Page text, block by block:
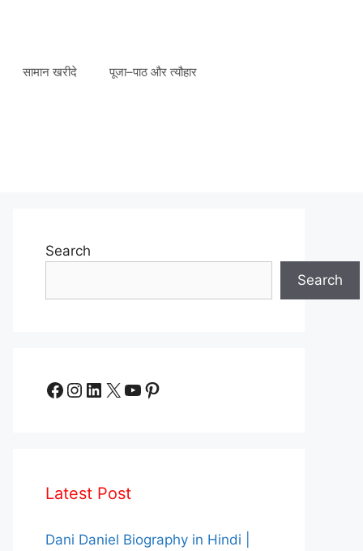
सामान खरीदे पूजा–पाठ और त्यौहार
Search
Search
Facebook
Instagram
LinkedIn
X YouTube
Pinterest
Latest Post
Dani Daniel Biography in Hindi |